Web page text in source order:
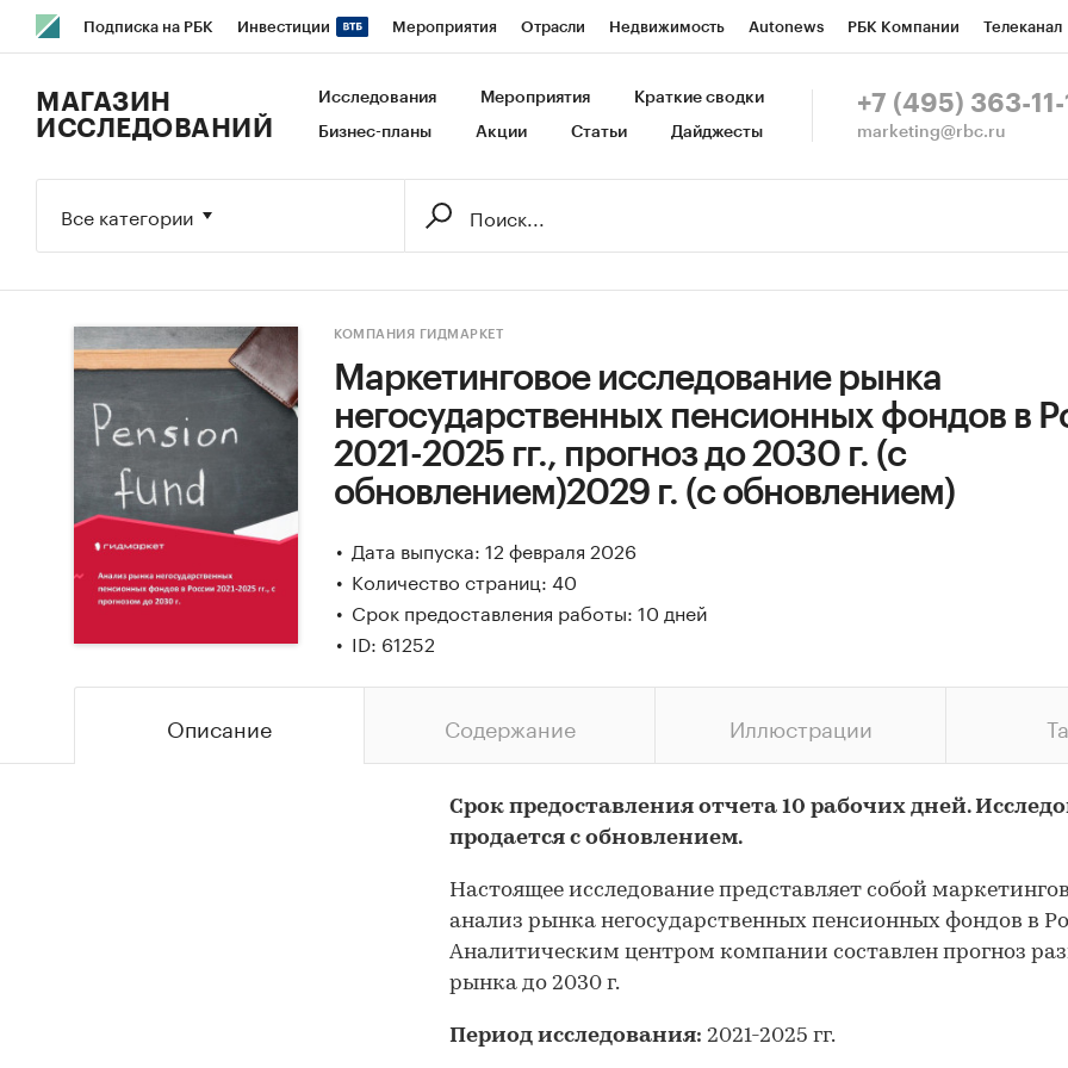
Подписка на РБК Инвестиции Мероприятия Отрасли Недвижимость Autonews РБК Компании Телеканал
Исследования Кредитные рейтинги Франшизы Газета Спецпроекты СПб Конференции СПб Спецпроекты
МАГАЗИН
ИССЛЕДОВАНИЙ
Исследования Мероприятия Краткие сводки
Бизнес-планы Акции Статьи Дайджесты
+7 (495) 363-11-
marketing@rbc.ru
Все категории
КОМПАНИЯ ГИДМАРКЕТ
Маркетинговое исследование рынка
негосударственных пенсионных фондов в
2021-2025 гг., прогноз до 2030 г. (с
обновлением)2029 г. (с обновлением)
Дата выпуска: 12 февраля 2026
Количество страниц: 40
Срок предоставления работы: 10 дней
ID: 61252
Описание Содержание Иллюстрации
Срок предоставления отчета 10 рабочих дней.
продается с обновлением.
Настоящее исследование представляет собой
анализ рынка негосударственных пенсионных фондов в
Аналитическим центром компании составлен прогноз
рынка до 2030 г.
Период исследования: 2021-2025 гг.